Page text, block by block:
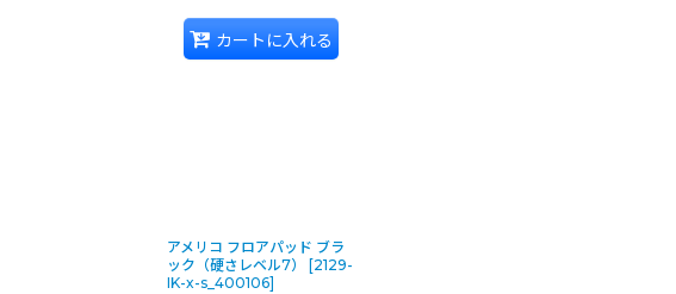
カートに入れる
アメリコ フロアパッド ブラ
ック（硬さレベル7）
[2129-
IK-x-s_400106]